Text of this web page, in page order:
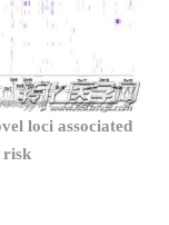
loci associated
risk